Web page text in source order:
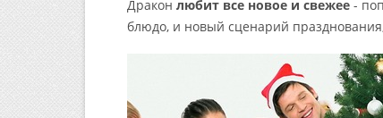
Дракон любит все новое и свежее -
блюдо, и новый сценарий